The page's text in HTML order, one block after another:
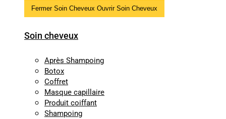
Fermer Soin Cheveux Ouvrir Soin Cheveux
Soin cheveux
Après Shampoing
Botox
Coffret
Masque capillaire
Produit coiffant
Shampoing